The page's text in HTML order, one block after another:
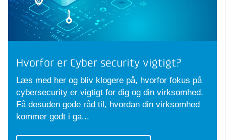
Hvorfor er Cyber security vigtigt?
Læs med her og bliv klogere på, hvorfor fokus på
cybersecurity er vigtigt for dig og din virksomhed.
Få desuden gode råd til, hvordan din virksomhed
kommer godt i ga...